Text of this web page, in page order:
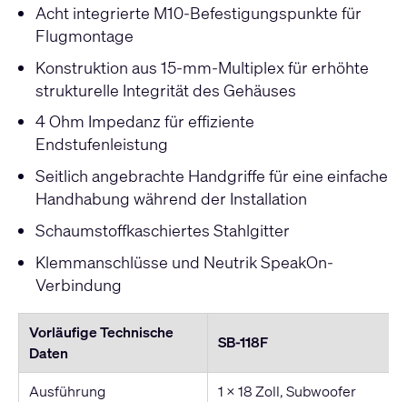
Acht integrierte M10-Befestigungspunkte für
Flugmontage
Konstruktion aus 15-mm-Multiplex für erhöhte
strukturelle Integrität des Gehäuses
4 Ohm Impedanz für effiziente
Endstufenleistung
Seitlich angebrachte Handgriffe für eine einfache
Handhabung während der Installation
Schaumstoffkaschiertes Stahlgitter
Klemmanschlüsse und Neutrik SpeakOn-
Verbindung
Vorläufige Technische
Daten
SB-118F
Ausführung
1 x 18 Zoll, Subwoofer